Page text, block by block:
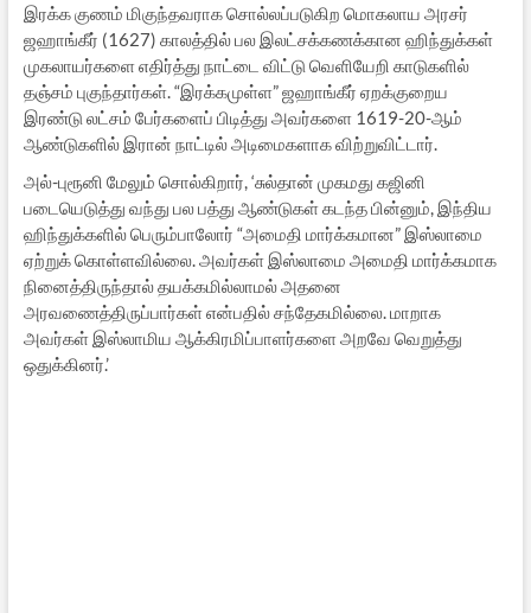
இரக்க குணம் மிகுந்தவராக சொல்லப்படுகிற மொகலாய அரசர்
ஜஹாங்கீர் (1627) காலத்தில் பல இலட்சக்கணக்கான ஹிந்துக்கள்
முகலாயர்களை எதிர்த்து நாட்டை விட்டு வெளியேறி காடுகளில்
தஞ்சம் புகுந்தார்கள். “இரக்கமுள்ள” ஜஹாங்கீர் ஏறக்குறைய
இரண்டு லட்சம் பேர்களைப் பிடித்து அவர்களை 1619-20-ஆம்
ஆண்டுகளில் இரான் நாட்டில் அடிமைகளாக விற்றுவிட்டார்.
அல்-புரூனி மேலும் சொல்கிறார், ‘சுல்தான் முகமது கஜினி
படையெடுத்து வந்து பல பத்து ஆண்டுகள் கடந்த பின்னும், இந்திய
ஹிந்துக்களில் பெரும்பாலோர் “அமைதி மார்க்கமான” இஸ்லாமை
ஏற்றுக் கொள்ளவில்லை. அவர்கள் இஸ்லாமை அமைதி மார்க்கமாக
நினைத்திருந்தால் தயக்கமில்லாமல் அதனை
அரவணைத்திருப்பார்கள் என்பதில் சந்தேகமில்லை. மாறாக
அவர்கள் இஸ்லாமிய ஆக்கிரமிப்பாளர்களை அறவே வெறுத்து
ஒதுக்கினர்.’